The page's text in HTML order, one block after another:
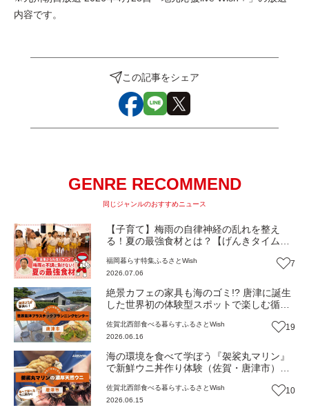
内容です。
この記事をシェア
GENRE RECOMMEND
同じジャンルのおすすめニュース
【子育て】梅雨の自律神経の乱れを整え
る！夏の最強食材とは？【げんきタイム
福岡暮らす特集 ふるさとWish
2026.07.06
7
絶景カフェの家具も海のゴミ!? 唐津に誕生
した世界初の体験型スポットで楽しむ循環
Wish】
佐賀北西部食べる暮らす ふるさとWish
2026.06.16
19
海の環境を食べて学ぼう『袈裟丸マリン』
で新鮮ウニ丼作り体験（佐賀・唐津市）
佐賀北西部食べる暮らす ふるさとWish
2026.06.15
10